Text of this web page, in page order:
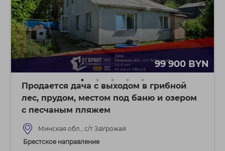
99 900 BYN
Продается дача с выходом в грибной
лес, прудом, местом под баню и озером
с песчаным пляжем
Минская обл., с/т ЗаУрожай
Брестское направление